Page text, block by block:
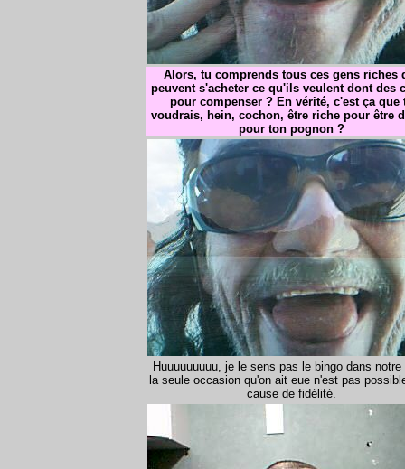
Alors, tu comprends tous ces gens riches
peuvent s'acheter ce qu'ils veulent dont des
pour compenser ? En vérité, c'est ça que
voudrais, hein, cochon, être riche pour être
pour ton pognon ?
Huuuuuuuuu, je le sens pas le bingo dans notre
la seule occasion qu'on ait eue n'est pas
cause de fidélité.